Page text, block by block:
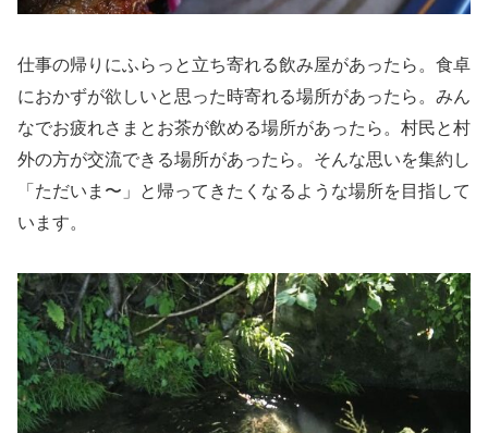
仕事の帰りにふらっと立ち寄れる飲み屋があったら。食卓
におかずが欲しいと思った時寄れる場所があったら。みん
なでお疲れさまとお茶が飲める場所があったら。村民と村
外の方が交流できる場所があったら。そんな思いを集約し
「ただいま〜」と帰ってきたくなるような場所を目指して
います。